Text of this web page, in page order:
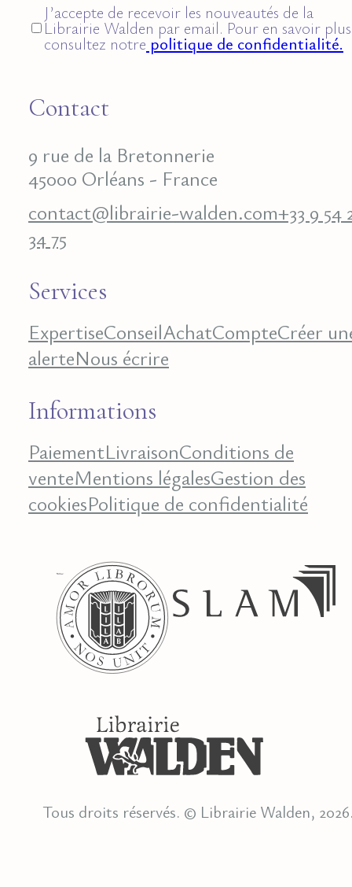
J’accepte de recevoir les nouveautés de la
Librairie Walden par email. Pour en savoir
consultez notre politique de confidentialité.
Contact
9 rue de la Bretonnerie
45000 Orléans - France
contact@librairie-walden.com+33 9 54
34 75
Services
ExpertiseConseilAchatCompteCréer
alerteNous écrire
Informations
PaiementLivraisonConditions de
venteMentions légalesGestion des
cookiesPolitique de confidentialité
Tous droits réservés. © Librairie Walden,